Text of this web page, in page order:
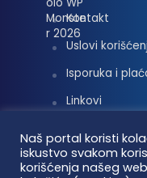
Kontakt
Uslovi
Isporuka i
Linkovi
Naš portal koristi
iskustvo svakom
korišćenja našeg